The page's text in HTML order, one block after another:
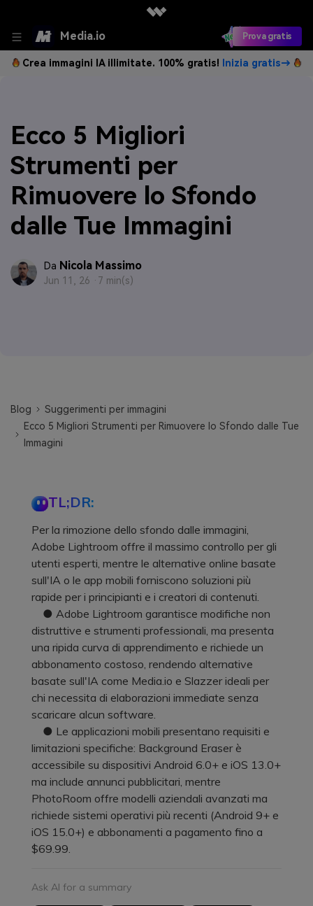
Media.io Prova gratis
Crea immagini IA illimitate. 100% gratis! Inizia gratis→
Ecco 5 Migliori
Strumenti per
Rimuovere lo Sfondo
dalle Tue Immagini
Da Nicola Massimo
Jun 11, 26 · 7 min(s)
Blog
Suggerimenti per immagini
Ecco 5 Migliori Strumenti per Rimuovere lo Sfondo dalle Tue
Immagini
TL;DR:
Per la rimozione dello sfondo dalle immagini,
Adobe Lightroom offre il massimo controllo per gli
utenti esperti, mentre le alternative online basate
sull'IA o le app mobili forniscono soluzioni più
rapide per i principianti e i creatori di contenuti.
● Adobe Lightroom garantisce modifiche non
distruttive e strumenti professionali, ma presenta
una ripida curva di apprendimento e richiede un
abbonamento costoso, rendendo alternative
basate sull'IA come Media.io e Slazzer ideali per
chi necessita di elaborazioni immediate senza
scaricare alcun software.
● Le applicazioni mobili presentano requisiti e
limitazioni specifiche: Background Eraser è
accessibile su dispositivi Android 6.0+ e iOS 13.0+
ma include annunci pubblicitari, mentre
PhotoRoom offre modelli aziendali avanzati ma
richiede sistemi operativi più recenti (Android 9+ e
iOS 15.0+) e abbonamenti a pagamento fino a
$69.99.
Ask AI for a summary